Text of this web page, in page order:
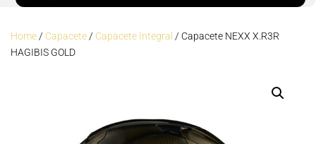
Home/ Capacete/ Capacete Integral / Capacete NEXX X.R3R
HAGIBIS GOLD